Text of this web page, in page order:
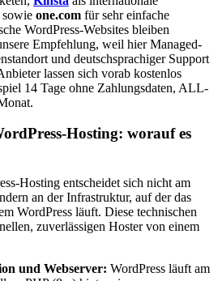
one.com für sehr einfache
WordPress-Websites bleiben
Empfehlung, weil hier Managed-
und deutschsprachiger Support
lassen sich vorab kostenlos
14 Tage ohne Zahlungsdaten, ALL-
Hosting: worauf es
Hosting entscheidet sich nicht am
an der Infrastruktur, auf der das
WordPress läuft. Diese technischen
zuverlässigen Hoster von einem
und Webserver: WordPress läuft am
zu
97%
29
auf
werfen
3.8.2026